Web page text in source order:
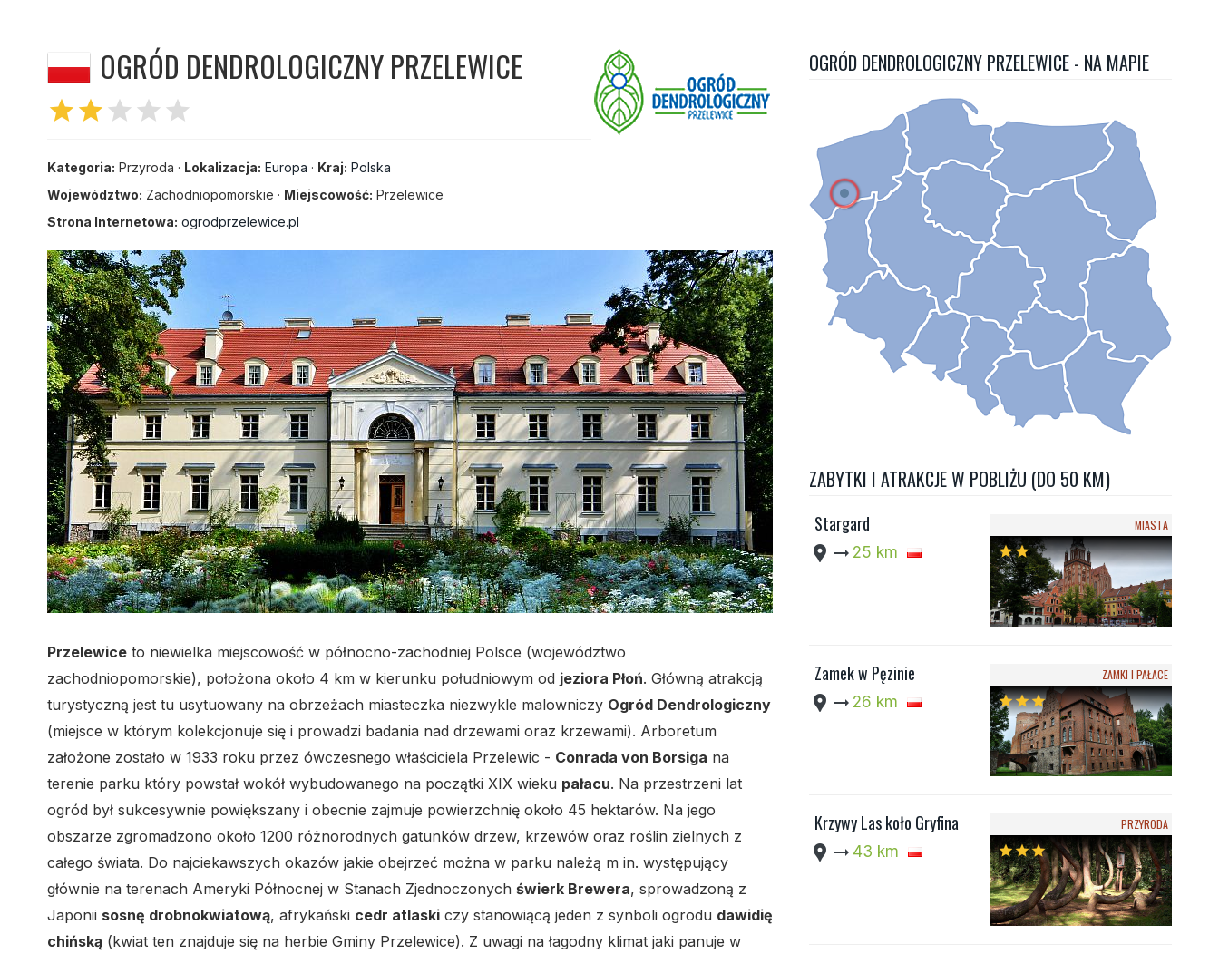
OGRÓD DENDROLOGICZNY PRZELEWICE
starstar star star star
Kategoria: Przyroda · Lokalizacja: Europa · Kraj: Polska
Województwo: Zachodniopomorskie · Miejscowość: Przelewice
Strona Internetowa: ogrodprzelewice.pl
Przelewice to niewielka miejscowość w północno-zachodniej Polsce (województwo
zachodniopomorskie), położona około 4 km w kierunku południowym od jeziora Płoń. Główną atrakcją
turystyczną jest tu usytuowany na obrzeżach miasteczka niezwykle malowniczy Ogród Dendrologiczny
(miejsce w którym kolekcjonuje się i prowadzi badania nad drzewami oraz krzewami). Arboretum
założone zostało w 1933 roku przez ówczesnego właściciela Przelewic - Conrada von Borsiga na
terenie parku który powstał wokół wybudowanego na początki XIX wieku pałacu. Na przestrzeni lat
ogród był sukcesywnie powiększany i obecnie zajmuje powierzchnię około 45 hektarów. Na jego
obszarze zgromadzono około 1200 różnorodnych gatunków drzew, krzewów oraz roślin zielnych z
całego świata. Do najciekawszych okazów jakie obejrzeć można w parku należą m in. występujący
głównie na terenach Ameryki Północnej w Stanach Zjednoczonych świerk Brewera, sprowadzoną z
Japonii sosnę drobnokwiatową, afrykański cedr atlaski czy stanowiącą jeden z synboli ogrodu dawidię
chińską (kwiat ten znajduje się na herbie Gminy Przelewice). Z uwagi na łagodny klimat jaki panuje w
OGRÓD DENDROLOGICZNY PRZELEWICE - NA MAPIE
ZABYTKI I ATRAKCJE W POBLIŻU (DO 50 KM)
Stargard
location_pin arrow_right_alt 25 km
MIASTA
starstar
Zamek w Pęzinie
location_pin arrow_right_alt 26 km
ZAMKI I PAŁACE
starstarstar
Krzywy Las koło Gryfina
location_pin arrow_right_alt 43 km
PRZYRODA
starstarstar